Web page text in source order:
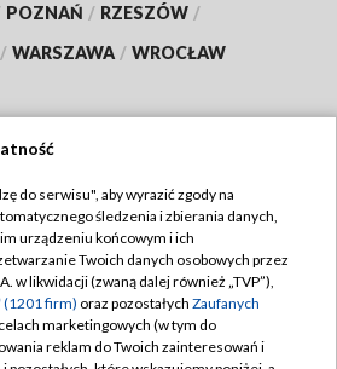
POZNAŃ / RZESZÓW /
/ WARSZAWA / WROCŁAW
TVP
Regulamin TVP
prywatności
Moje zgody
do serwisu", aby wyrazić zgody na
śledzenia i zbierania danych,
urządzeniu końcowym i ich
Twoich danych osobowych przez
w likwidacji (zwaną dalej również „TVP”),
(1201 firm) oraz pozostałych Zaufanych
marketingowych (w tym do
reklam do Twoich zainteresowań i